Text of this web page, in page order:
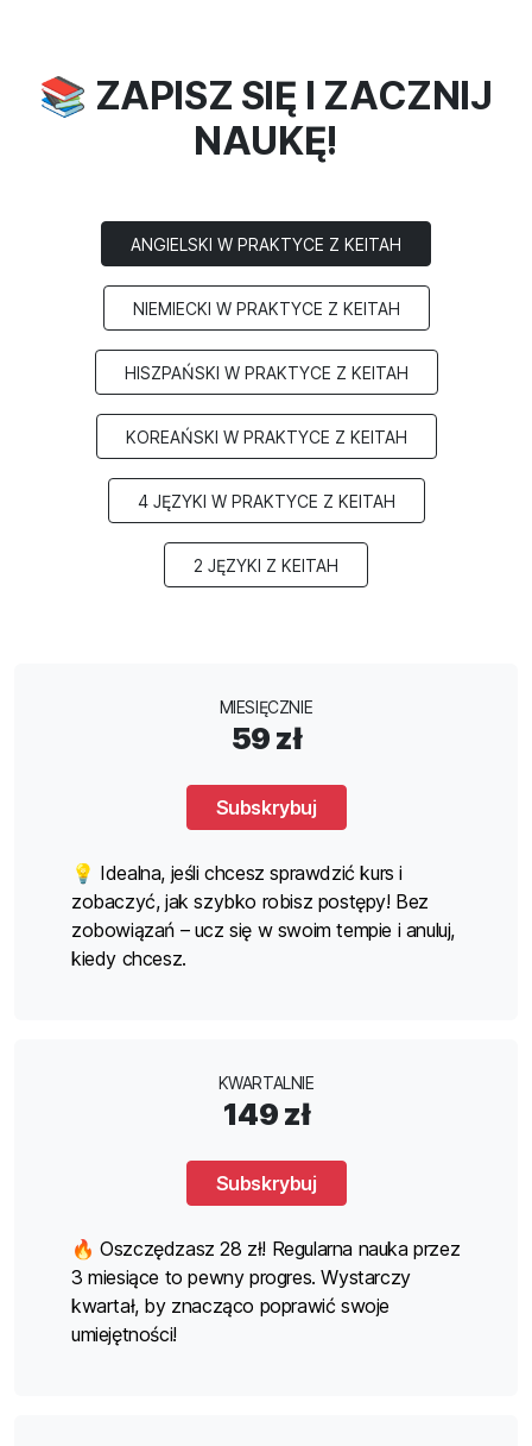
📚 ZAPISZ SIĘ I ZACZNIJ
NAUKĘ!
ANGIELSKI W PRAKTYCE Z KEITAH
NIEMIECKI W PRAKTYCE Z KEITAH
HISZPAŃSKI W PRAKTYCE Z KEITAH
KOREAŃSKI W PRAKTYCE Z KEITAH
4 JĘZYKI W PRAKTYCE Z KEITAH
2 JĘZYKI Z KEITAH
MIESIĘCZNIE
59 zł
Subskrybuj
💡 Idealna, jeśli chcesz sprawdzić kurs i
zobaczyć, jak szybko robisz postępy! Bez
zobowiązań – ucz się w swoim tempie i anuluj,
kiedy chcesz.
KWARTALNIE
149 zł
Subskrybuj
🔥 Oszczędzasz 28 zł! Regularna nauka przez
3 miesiące to pewny progres. Wystarczy
kwartał, by znacząco poprawić swoje
umiejętności!